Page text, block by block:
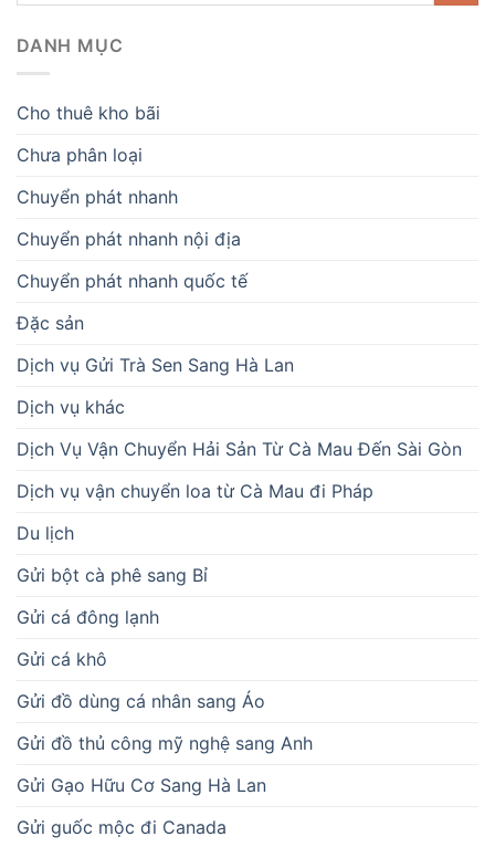
DANH MỤC
Cho thuê kho bãi
Chưa phân loại
Chuyển phát nhanh
Chuyển phát nhanh nội địa
Chuyển phát nhanh quốc tế
Đặc sản
Dịch vụ Gửi Trà Sen Sang Hà Lan
Dịch vụ khác
Dịch Vụ Vận Chuyển Hải Sản Từ Cà Mau Đến Sài Gòn
Dịch vụ vận chuyển loa từ Cà Mau đi Pháp
Du lịch
Gửi bột cà phê sang Bỉ
Gửi cá đông lạnh
Gửi cá khô
Gửi đồ dùng cá nhân sang Áo
Gửi đồ thủ công mỹ nghệ sang Anh
Gửi Gạo Hữu Cơ Sang Hà Lan
Gửi guốc mộc đi Canada